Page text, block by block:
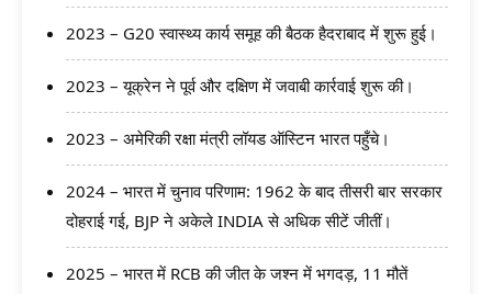
2023 – G20 स्वास्थ्य कार्य समूह की बैठक हैदराबाद में शुरू हुई।
2023 – यूक्रेन ने पूर्व और दक्षिण में जवाबी कार्रवाई शुरू की।
2023 – अमेरिकी रक्षा मंत्री लॉयड ऑस्टिन भारत पहुँचे।
2024 – भारत में चुनाव परिणाम: 1962 के बाद तीसरी बार सरकार
दोहराई गई, BJP ने अकेले INDIA से अधिक सीटें जीतीं।
2025 – भारत में RCB की जीत के जश्न में भगदड़, 11 मौतें